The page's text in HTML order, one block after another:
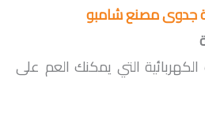
جدوى مصنع شامبو
التي يمكنك العم على